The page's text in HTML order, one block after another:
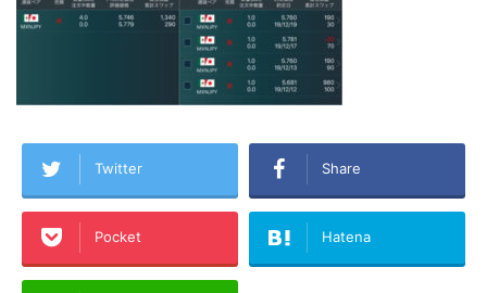
Twitter Share
Pocket Hatena